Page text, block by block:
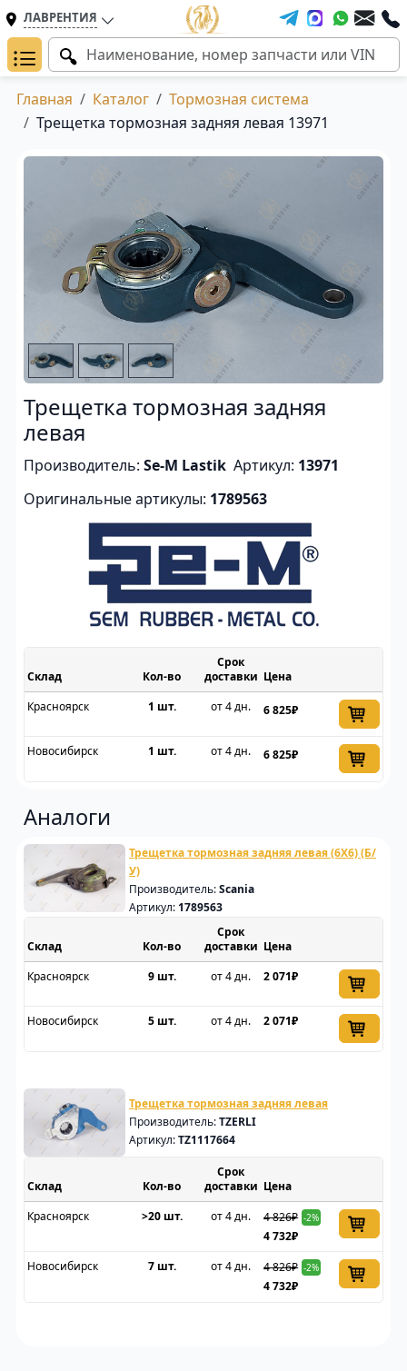
ЛАВРЕНТИЯ
Главная Каталог
Тормозная система
Трещетка тормозная задняя левая 13971
Трещетка тормозная задняя
левая
Производитель: Se-M Lastik Артикул: 13971
Оригинальные артикулы: 1789563
Склад
Срок
доставки Цена
Красноярск
1 шт. от 4 дн. 6 825₽
Новосибирск 1 шт. от 4 дн. 6 825₽
Аналоги
Трещетка тормозная задняя левая (6Х6) (Б/
У)
Производитель:Scania
Артикул: 1789563
Склад
Срок
доставки Цена
Красноярск
9 шт. от 4 дн. 2 071₽
Новосибирск 5 шт. от 4 дн. 2 071₽
Трещетка тормозная задняя левая
Производитель:TZERLI
Артикул:TZ1117664
Склад
Срок
доставки Цена
Красноярск
>20 шт. от 4 дн. 4 826₽ -2%
4 732₽
Новосибирск
7 шт. от 4 дн. 4 826₽ -2%
4 732₽